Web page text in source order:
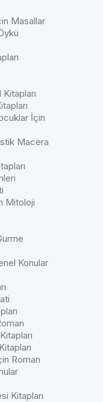
Masallar
İçin
Macera
Mitoloji
Konular
Roman
Kitapları